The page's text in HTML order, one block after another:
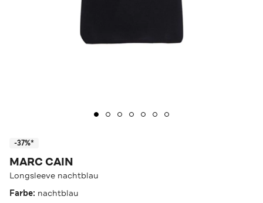
-37%*
MARC CAIN
Longsleeve nachtblau
Farbe: nachtblau